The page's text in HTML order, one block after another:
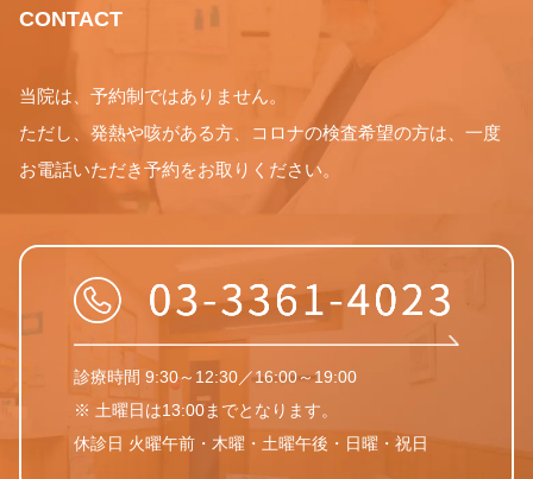
CONTACT
当院は、予約制ではありません。
ただし、発熱や咳がある方、コロナの検査希望の方は、一度
お電話いただき予約をお取りください。
診療時間 9:30～12:30／16:00～19:00
※ 土曜日は13:00までとなります。
休診日 火曜午前・木曜・土曜午後・日曜・祝日